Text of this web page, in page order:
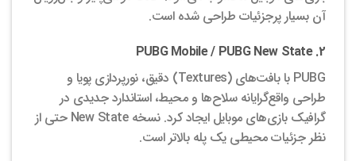
آن بسیار پرجزئیات طراحی شده است.
2. PUBG Mobile / PUBG New State
PUBG با بافت‌های (Textures) دقیق، نورپردازی پویا و
طراحی واقع‌گرایانه سلاح‌ها و محیط، استاندارد جدیدی در
گرافیک بازی‌های موبایل ایجاد کرد. نسخه New State حتی از
نظر جزئیات محیطی یک پله بالاتر است.